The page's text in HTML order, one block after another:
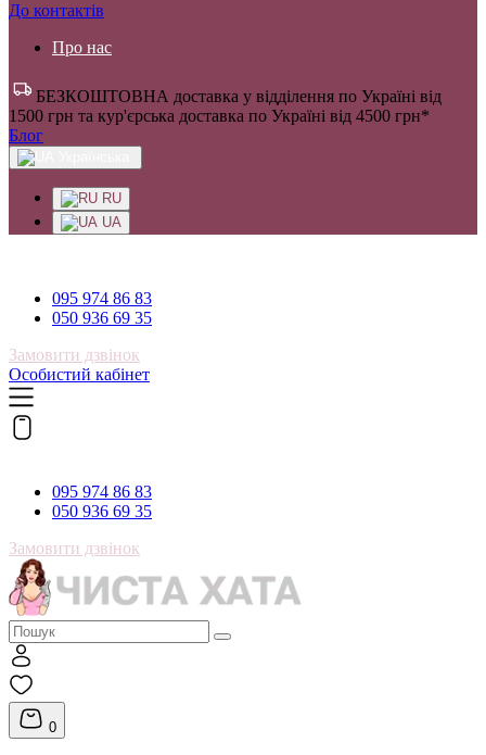
До контактів
Про нас
БЕЗКОШТОВНА доставка у відділення по Україні від
1500 грн та кур'єрська доставка по Україні від 4500 грн*
Блог
RU
UA
095 974 86 83
050 936 69 35
Замовити дзвінок
Особистий кабінет
095 974 86 83
050 936 69 35
Замовити дзвінок
0